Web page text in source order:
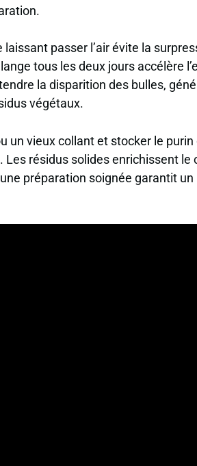
laissant passer l’air évite la
tous les deux jours accélère
la disparition des bulles,
végétaux.
un vieux collant et stocker le
Les résidus solides enrichissent le
préparation soignée garantit